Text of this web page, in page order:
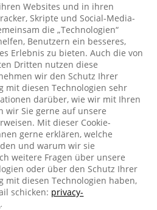
Websites und in ihren
Skripte und Social-Media-
die „Technologien“
Benutzern ein besseres,
Erlebnis zu bieten. Auch die von
Dritten nutzen diese
wir den Schutz Ihrer
mit diesen Technologien sehr
darüber, wie wir mit Ihren
wir Sie gerne auf unsere
Mit dieser Cookie-
gerne erklären, welche
und warum wir sie
weitere Fragen über unsere
oder über den Schutz Ihrer
mit diesen Technologien haben,
schicken: privacy-
.